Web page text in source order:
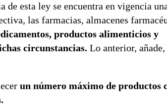
de esta ley se encuentra en vigencia
las farmacias, almacenes
productos alimenticios y
circunstancias. Lo anterior, añade,
un número máximo de productos